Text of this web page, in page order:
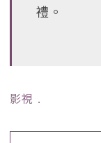
禮。
影視 ﹒